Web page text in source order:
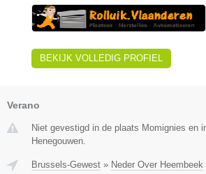
BEKIJK VOLLEDIG PROFIEL
Verano
Niet gevestigd in de plaats Momignies en
Henegouwen.
Brussels-Gewest » Neder Over Heembeek